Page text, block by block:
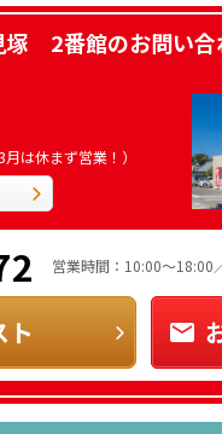
塚 2番館のお問い
は休まず営業！）
営業時間：10:00～18:00
ト